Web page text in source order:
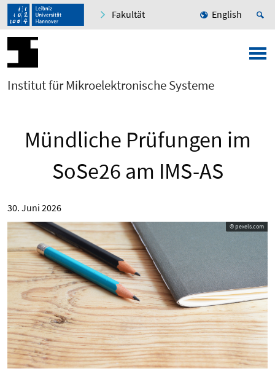
Fakultät English
Institut für Mikroelektronische Systeme
Mündliche Prüfungen im
SoSe26 am IMS-AS
30. Juni 2026
© pexels.com